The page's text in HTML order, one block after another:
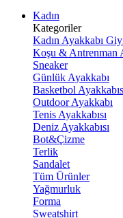
Kadın
Kategoriler
Kadın Ayakkabı
Koşu & Antrenman
Sneaker
Günlük Ayakkabı
Basketbol
Outdoor Ayakkabı
Tenis Ayakkabısı
Deniz Ayakkabısı
Bot&Çizme
Terlik
Sandalet
Tüm Ürünler
Yağmurluk
Forma
Sweatshirt